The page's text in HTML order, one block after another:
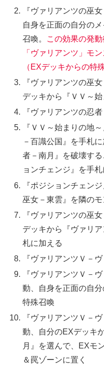
『ヴァリアンツの巫
自身を正面の自分の
召喚。
この効果の発
「ヴァリアンツ」モ
（EXデッキからの特
『ヴァリアンツの巫
デッキから『ＶＶ～
『ヴァリアンツの忍
『ＶＶ～始まりの地
－百識公国』を手札
者－南月』を破壊す
ョンチェンジ』を手
『ポジションチェン
巫女－東雲』を隣の
『ヴァリアンツの巫
デッキから『ヴァリ
札に加える
『ヴァリアンツＶ－
『ヴァリアンツＶ－
動、自身を正面の自
特殊召喚
『ヴァリアンツＶ－
動、自分のEXデッキ
月』を選んで、EXモ
＆罠ゾーンに置く